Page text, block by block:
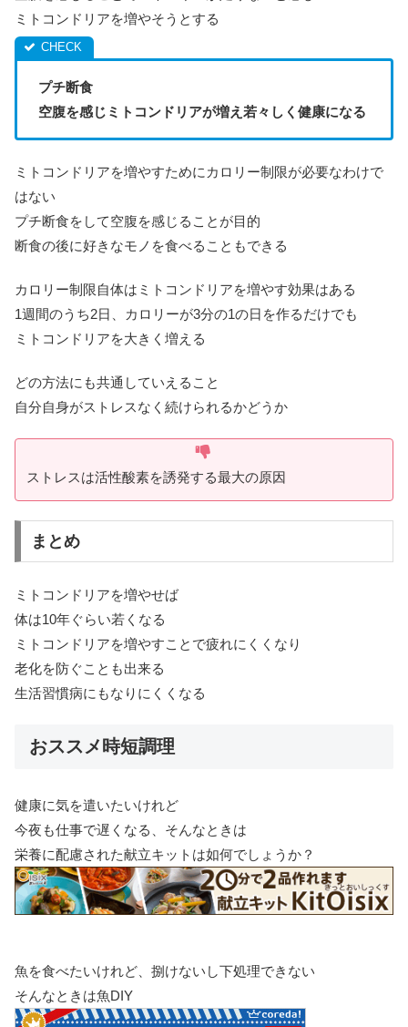
ミトコンドリアを増やそうとする
プチ断食
空腹を感じミトコンドリアが増え若々しく健康になる
ミトコンドリアを増やすためにカロリー制限が必要なわけで
はない
プチ断食をして空腹を感じることが目的
断食の後に好きなモノを食べることもできる
カロリー制限自体はミトコンドリアを増やす効果はある
1週間のうち2日、カロリーが3分の1の日を作るだけでも
ミトコンドリアを大きく増える
どの方法にも共通していえること
自分自身がストレスなく続けられるかどうか
ストレスは活性酸素を誘発する最大の原因
まとめ
ミトコンドリアを増やせば
体は10年ぐらい若くなる
ミトコンドリアを増やすことで疲れにくくなり
老化を防ぐことも出来る
生活習慣病にもなりにくくなる
おススメ時短調理
健康に気を遣いたいけれど
今夜も仕事で遅くなる、そんなときは
栄養に配慮された献立キットは如何でしょうか？
魚を食べたいけれど、捌けないし下処理できない
そんなときは魚DIY